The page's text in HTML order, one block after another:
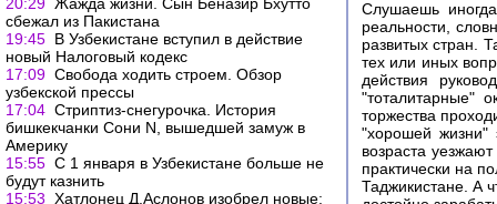
cбежал из Пакистана
19:45 В Узбекистане вступил в действие
новый Налоговый кодекс
17:09 Свобода ходить строем. Обзор
узбекской прессы
17:04 Стриптиз-снегурочка. История
бишкекчанки Сони N, вышедшей замуж в
Америку
15:55 С 1 января в Узбекистане больше не
будут казнить
15:53 Хатлонец Д.Аслонов изобрел новые:
Слушаешь
реальности,
развитых стран.
тех или иных
действия
"тоталитарные"
торжества
"хорошей жизни"
возраста
практически на
Таджикистане. А